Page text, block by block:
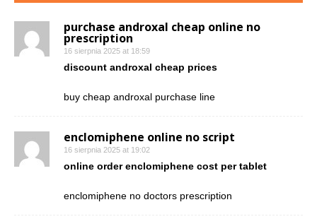
purchase androxal cheap online no
prescription
16 sierpnia 2025 at 18:59
discount androxal cheap prices
buy cheap androxal purchase line
enclomiphene online no script
16 sierpnia 2025 at 19:02
online order enclomiphene cost per tablet
enclomiphene no doctors prescription